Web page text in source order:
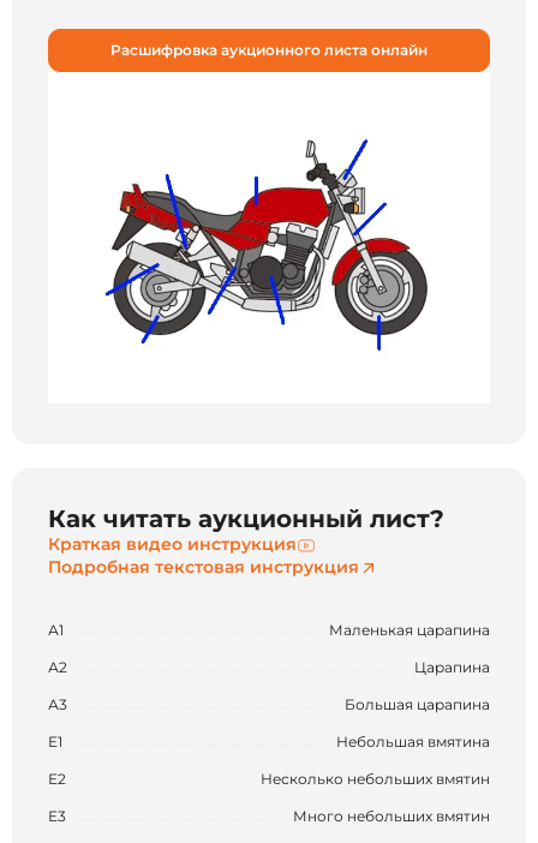
Расшифровка аукционного листа онлайн
Как читать аукционный лист?
Краткая видео инструкция
Подробная текстовая инструкция
А1 Маленькая царапина
А2 Царапина
А3 Большая царапина
Е1 Небольшая вмятина
Е2 Несколько небольших вмятин
Е3 Много небольших вмятин